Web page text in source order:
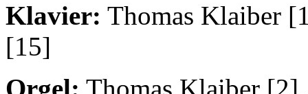
Klavier: Thomas Klaiber
[15]